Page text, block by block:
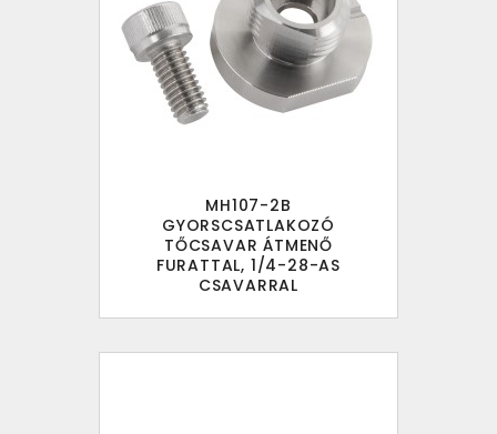
MH107-2B
GYORSCSATLAKOZÓ
TŐCSAVAR ÁTMENŐ
FURATTAL, 1/4-28-AS
CSAVARRAL